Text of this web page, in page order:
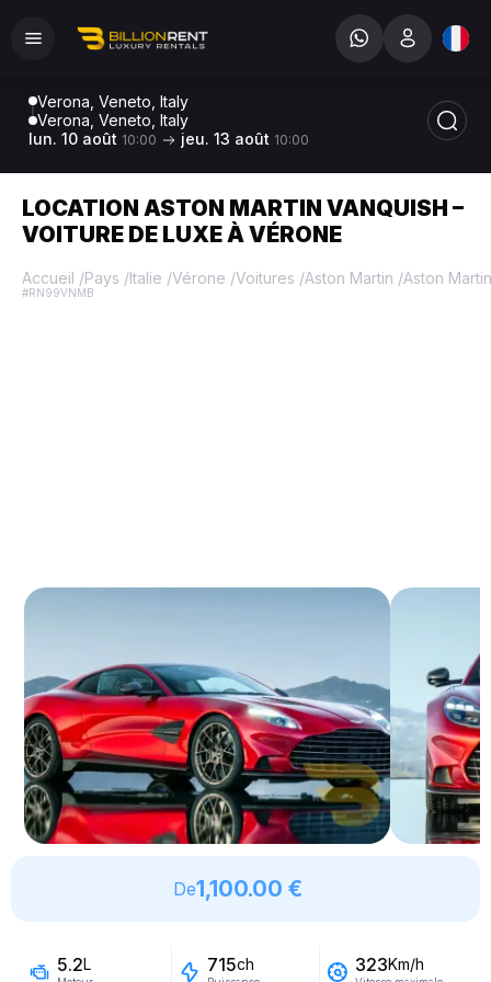
Verona, Veneto, Italy
Verona, Veneto, Italy
lun. 10 août 10:00 jeu. 13 août 10:00
LOCATION ASTON MARTIN VANQUISH –
VOITURE DE LUXE À VÉRONE
Accueil /Pays /Italie /Vérone /Voitures /Aston Martin /Aston
#RN99VNMB
De1,100.00 €
5.2L 715ch 323Km/h